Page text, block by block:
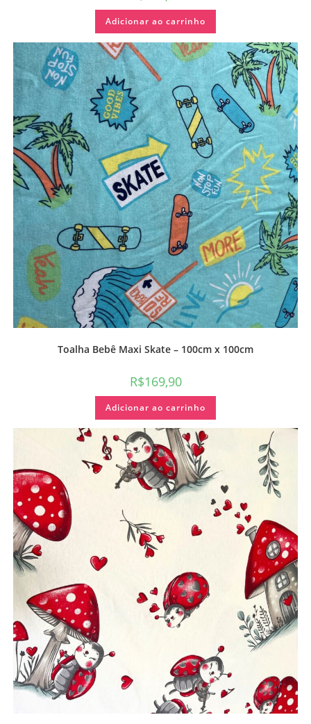
Adicionar ao carrinho
Toalha Bebê Maxi Skate – 100cm x 100cm
R$169,90
Adicionar ao carrinho